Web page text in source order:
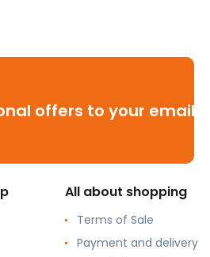
offers to your email
All about shopping
Terms of Sale
Payment and delivery